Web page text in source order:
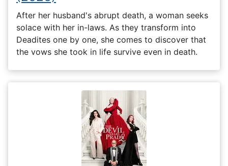
After her husband's abrupt death, a woman seeks
solace with her in-laws. As they transform into
Deadites one by one, she comes to discover that
the vows she took in life survive even in death.